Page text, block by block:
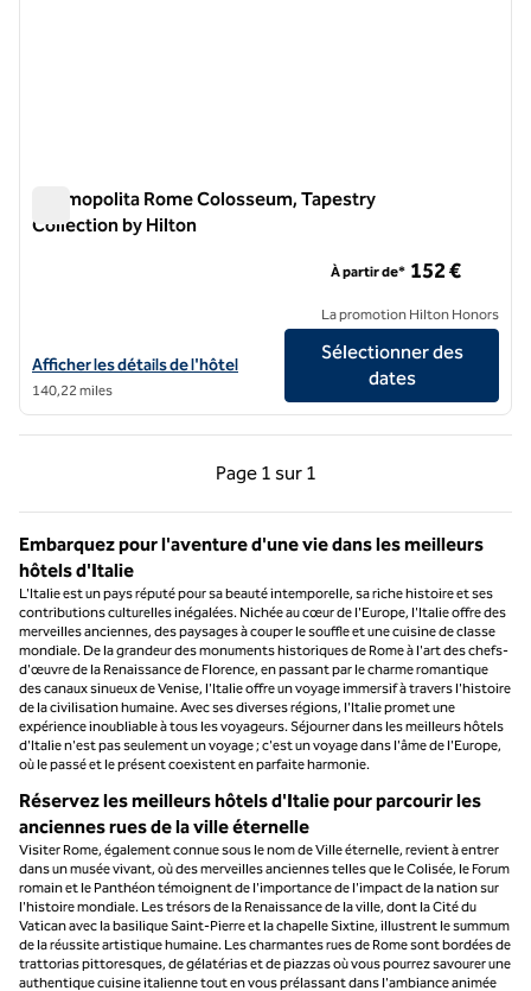
Cosmopolita Rome Colosseum, Tapestry
Collection by Hilton
Afficher les détails de l'hôtel Cosmopolita Rome Colosseum,
Afficher les détails de l'hôtel
140,22 miles
À partir de* 152 €
La promotion Hilton Honors
Sélectionner des
dates
Page 1 sur 1
Page précédente, 1 sur 1
Page 1 sur 1
Embarquez pour l'aventure d'une vie dans les meilleurs
hôtels d'Italie
L'Italie est un pays réputé pour sa beauté intemporelle, sa riche histoire et ses
contributions culturelles inégalées. Nichée au cœur de l'Europe, l'Italie offre des
merveilles anciennes, des paysages à couper le souffle et une cuisine de classe
mondiale. De la grandeur des monuments historiques de Rome à l'art des chefs-
d'œuvre de la Renaissance de Florence, en passant par le charme romantique
des canaux sinueux de Venise, l'Italie offre un voyage immersif à travers l'histoire
de la civilisation humaine. Avec ses diverses régions, l'Italie promet une
expérience inoubliable à tous les voyageurs. Séjourner dans les meilleurs hôtels
d'Italie n'est pas seulement un voyage ; c'est un voyage dans l'âme de l'Europe,
où le passé et le présent coexistent en parfaite harmonie.
Réservez les meilleurs hôtels d'Italie pour parcourir les
anciennes rues de la ville éternelle
Visiter Rome, également connue sous le nom de Ville éternelle, revient à entrer
dans un musée vivant, où des merveilles anciennes telles que le Colisée, le Forum
romain et le Panthéon témoignent de l'importance de l'impact de la nation sur
l'histoire mondiale. Les trésors de la Renaissance de la ville, dont la Cité du
Vatican avec la basilique Saint-Pierre et la chapelle Sixtine, illustrent le summum
de la réussite artistique humaine. Les charmantes rues de Rome sont bordées de
trattorias pittoresques, de gélatérias et de piazzas où vous pourrez savourer une
authentique cuisine italienne tout en vous prélassant dans l'ambiance animée